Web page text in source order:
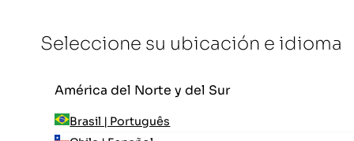
Seleccione su ubicación e idioma
América del Norte y del Sur
Brasil | Português